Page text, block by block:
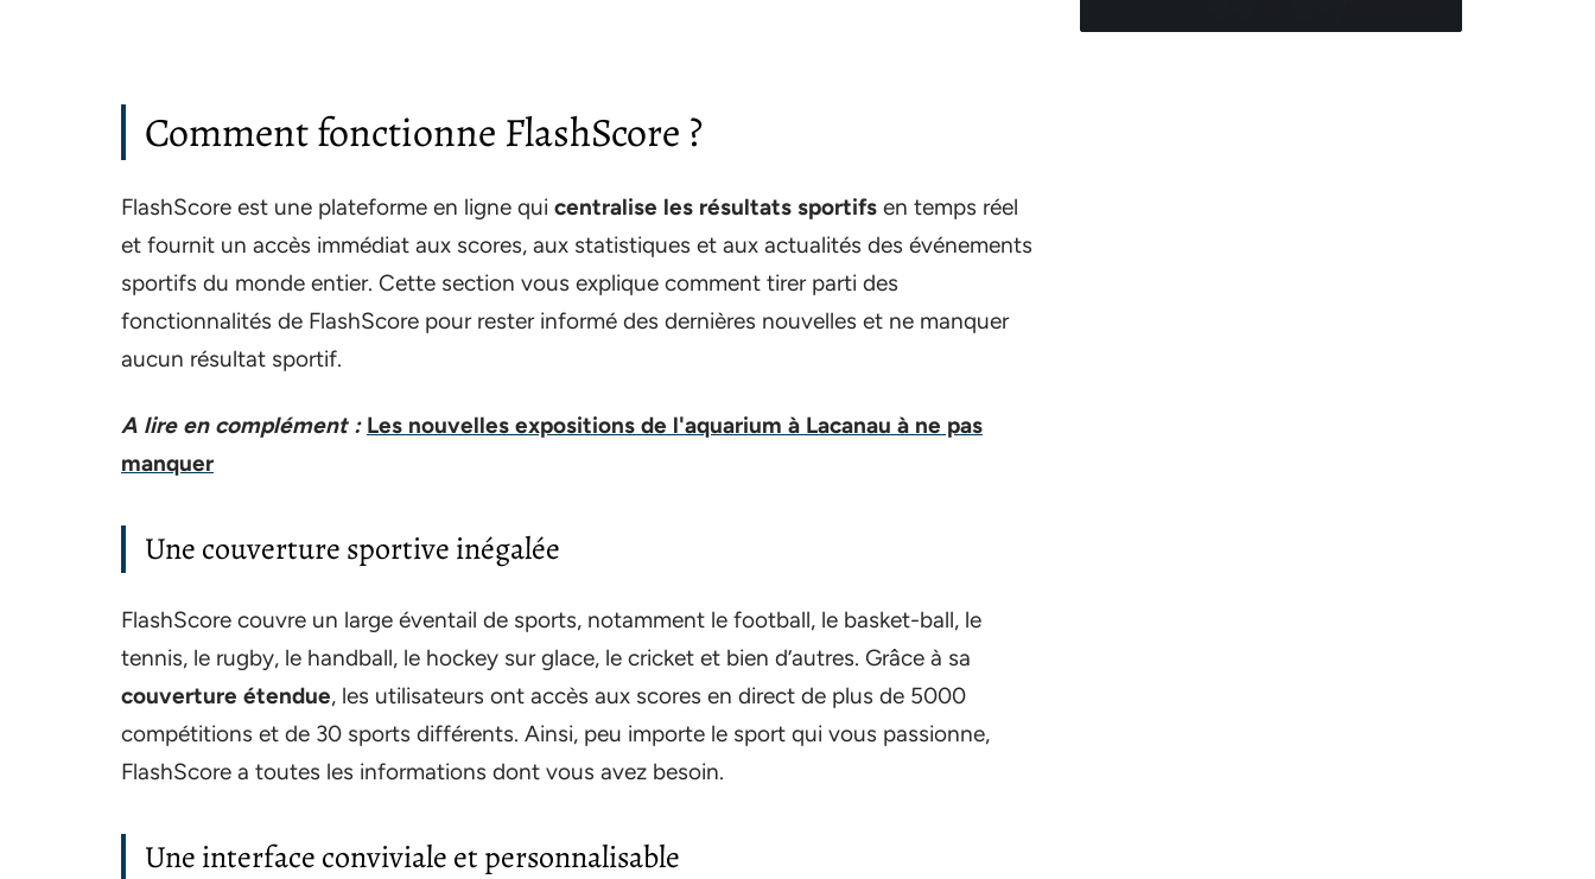
Comment fonctionne FlashScore ?
FlashScore est une plateforme en ligne qui centralise les résultats sportifs en temps réel
et fournit un accès immédiat aux scores, aux statistiques et aux actualités des événements
sportifs du monde entier. Cette section vous explique comment tirer parti des
fonctionnalités de FlashScore pour rester informé des dernières nouvelles et ne manquer
aucun résultat sportif.
A lire en complément : Les nouvelles expositions de l'aquarium à Lacanau à ne pas
manquer
Une couverture sportive inégalée
FlashScore couvre un large éventail de sports, notamment le football, le basket-ball, le
tennis, le rugby, le handball, le hockey sur glace, le cricket et bien d’autres. Grâce à sa
couverture étendue, les utilisateurs ont accès aux scores en direct de plus de 5000
compétitions et de 30 sports différents. Ainsi, peu importe le sport qui vous passionne,
FlashScore a toutes les informations dont vous avez besoin.
Une interface conviviale et personnalisable